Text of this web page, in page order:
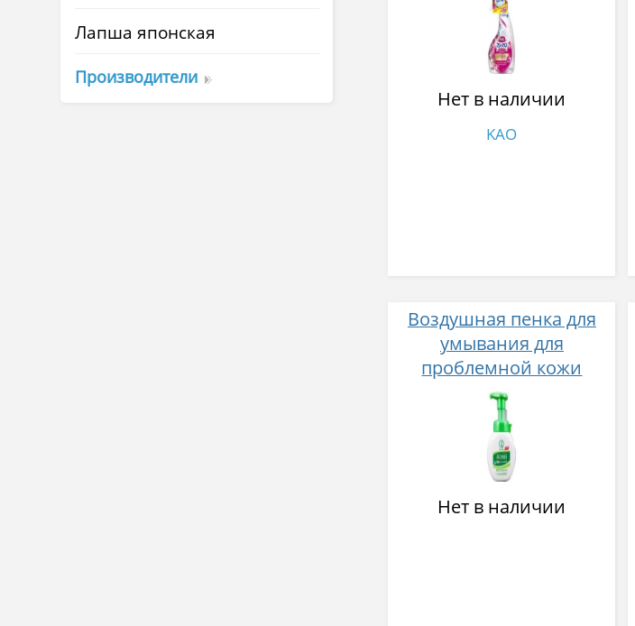
Лапша японская
Производители
Нет в наличии
KAO
Воздушная пенка для
умывания для
проблемной кожи
Mentholatum Acnes
Cream Face Wash, Rohto
160 мл
Нет в наличии